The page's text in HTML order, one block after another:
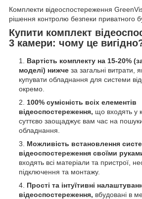
Комплекти відеоспостереження
рішення контролю безпеки приватного
Купити комплект
3 камери: чому це
Вартість комплекту на 15-20%
моделі) нижче за загальні витрати,
купувати обладнання для системи
окремо.
100% сумісність всіх елементів
відеоспостереження, що входять у
суттєво заощаджує вам час на
обладнання.
Можливість встановлення
відеоспостереження своїми
входять всі матеріали та пристрої,
підключення та монтажу.
Прості та інтуїтивні
відеоспостереження, вбудовані в